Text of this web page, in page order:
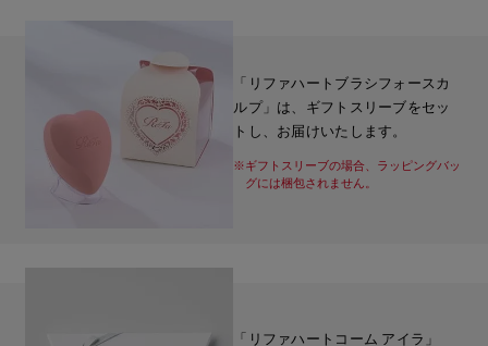
「リファハートブラシフォースカ
ルプ」は、ギフトスリーブをセッ
トし、お届けいたします。
※ギフトスリーブの場合、ラッピングバッ
グには梱包されません。
「リファハートコーム アイラ」